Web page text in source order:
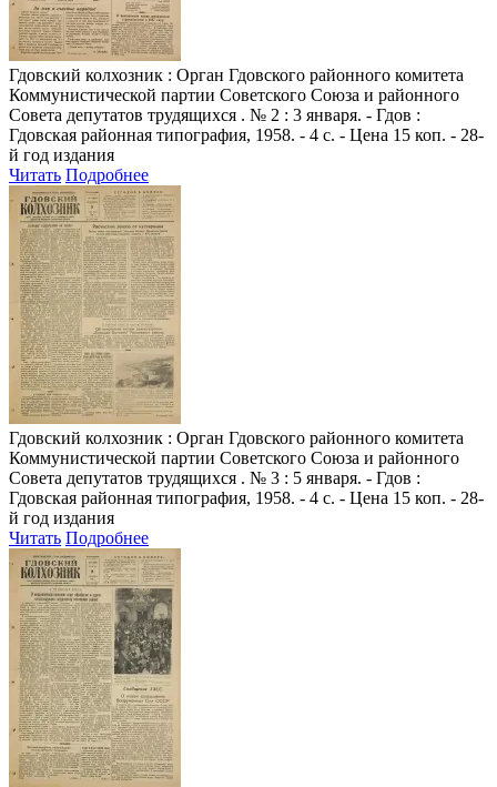
Гдовский колхозник : Орган Гдовского районного комитета
Коммунистической партии Советского Союза и районного
Совета депутатов трудящихся . № 2 : 3 января. - Гдов :
Гдовская районная типография, 1958. - 4 с. - Цена 15 коп. - 28-
й год издания
Читать Подробнее
Гдовский колхозник : Орган Гдовского районного комитета
Коммунистической партии Советского Союза и районного
Совета депутатов трудящихся . № 3 : 5 января. - Гдов :
Гдовская районная типография, 1958. - 4 с. - Цена 15 коп. - 28-
й год издания
Читать Подробнее